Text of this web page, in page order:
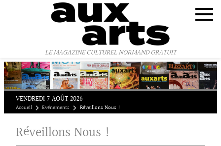
LE MAGAZINE CULTUREL NORMAND GRATUIT
VENDREDI 7 AOÛT 2026
Accueil Evénements Réveillons Nous !
Réveillons Nous !
Panneau de gestion des cookies